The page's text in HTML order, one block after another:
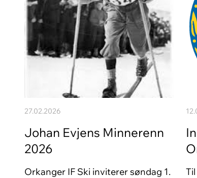
27.02.2026
Johan Evjens Minnerenn
2026
Orkanger IF Ski inviterer søndag 1.